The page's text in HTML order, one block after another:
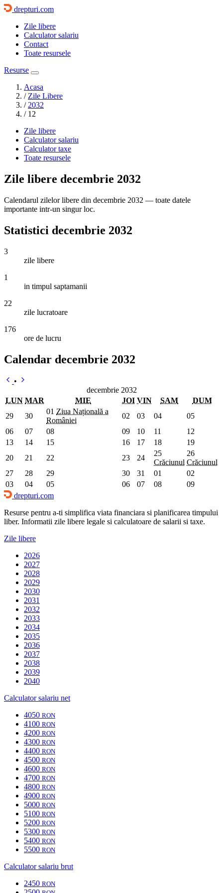
drepturi.com
Zile libere
Calculator salariu
Contact
Toate resursele
Resurse
Acasa
/ Zile Libere
/ 2032
/ 12
Zile libere
Calculator salariu
Calculator taxe
Toate resursele
Zile libere decembrie 2032
Calendarul zilelor libere din decembrie 2032 — toate datele
importante intr-un singur loc.
Statistici decembrie 2032
3
zile libere
1
in timpul saptamanii
22
zile lucratoare
176
ore de lucru
Calendar decembrie 2032
•
decembrie 2032
LUN MAR MIE JOI VIN SAM
DUM
29
30
01 Ziua Națională a
României
02 03 04
05
06
07 08 09 10 11
12
13
14 15 16 17 18
19
20
21 22 23 24
25
Crăciunul
26
Crăciunul
27
28 29 30 31 01
02
03
04 05 06 07 08
09
drepturi.com
Resurse pentru a-ti simplifica viata financiara si planificarea timpului
liber. Informatii zile libere legale si calculatoare de salarii si taxe.
Zile libere
2026
2027
2028
2029
2030
2031
2032
2033
2034
2035
2036
2037
2038
2039
2040
Calculator salariu net
4050 RON
4100 RON
4200 RON
4300 RON
4400 RON
4500 RON
4600 RON
4700 RON
4800 RON
4900 RON
5000 RON
5100 RON
5200 RON
5300 RON
5400 RON
5500 RON
Calculator salariu brut
2450 RON